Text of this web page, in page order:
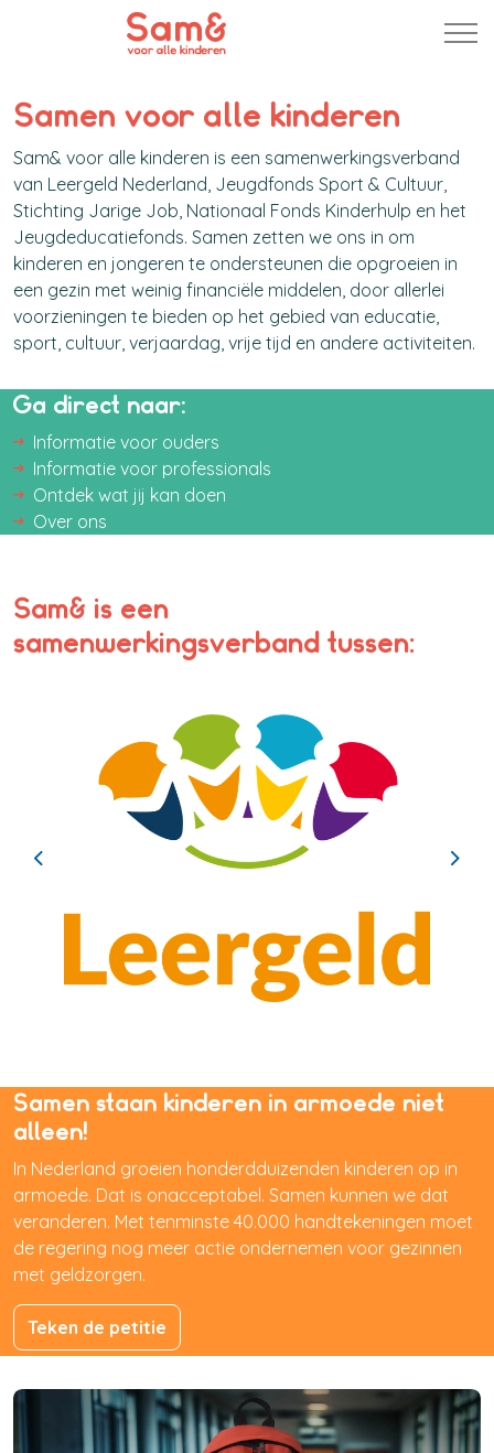
Samen voor alle kinderen
Sam& voor alle kinderen is een samenwerkingsverband
van Leergeld Nederland, Jeugdfonds Sport & Cultuur,
Stichting Jarige Job, Nationaal Fonds Kinderhulp en het
Jeugdeducatiefonds. Samen zetten we ons in om
kinderen en jongeren te ondersteunen die opgroeien in
een gezin met weinig financiële middelen, door allerlei
voorzieningen te bieden op het gebied van educatie,
sport, cultuur, verjaardag, vrije tijd en andere activiteiten.
Ga direct naar:
Informatie voor ouders
Informatie voor professionals
Ontdek wat jij kan doen
Over ons
Sam& is een
samenwerkingsverband tussen:
Previous Next
Samen staan kinderen in armoede niet
alleen!
In Nederland groeien honderdduizenden kinderen op in
armoede. Dat is onacceptabel. Samen kunnen we dat
veranderen. Met tenminste 40.000 handtekeningen moet
de regering nog meer actie ondernemen voor gezinnen
met geldzorgen.
Teken de petitie